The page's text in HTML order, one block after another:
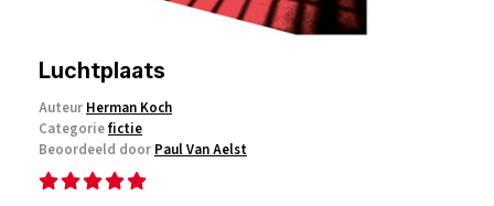
Luchtplaats
Auteur Herman Koch
Categoriefictie
Beoordeeld door Paul Van Aelst